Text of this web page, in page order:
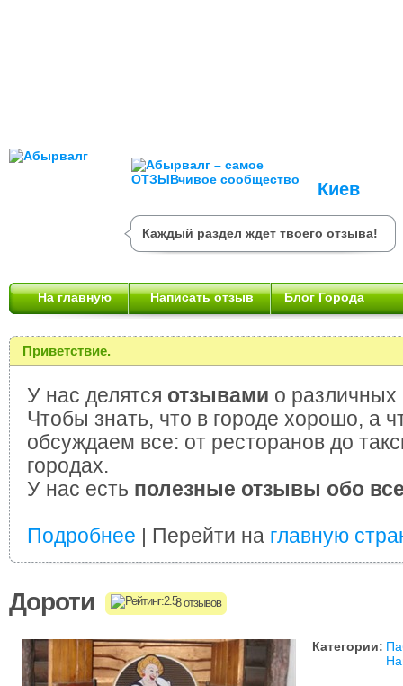
Киев
Каждый раздел ждет твоего отзыва!
На главную Написать отзыв Блог Города
Приветствие.
У нас делятся отзывами о различных
Чтобы знать, что в городе хорошо, а
обсуждаем все: от ресторанов до
городах.
У нас есть полезные отзывы обо
Подробнее | Перейти на главную
Дороти 8 отзывов
Категории: